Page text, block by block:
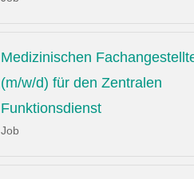
Medizinischen
(m/w/d) für den Zentralen
Funktionsdienst
Job